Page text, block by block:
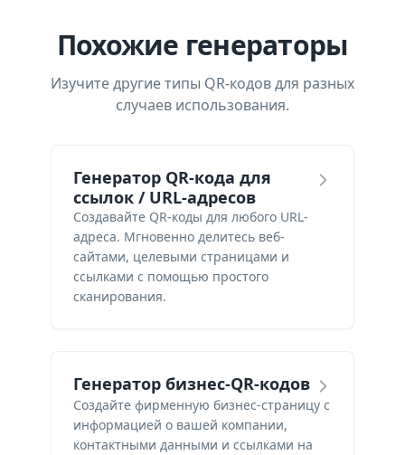
Похожие генераторы
Изучите другие типы QR-кодов для разных
случаев использования.
Генератор QR-кода для
ссылок / URL-адресов
Создавайте QR-коды для любого URL-
адреса. Мгновенно делитесь веб-
сайтами, целевыми страницами и
ссылками с помощью простого
сканирования.
Генератор бизнес-QR-кодов
Создайте фирменную бизнес-страницу с
информацией о вашей компании,
контактными данными и ссылками на